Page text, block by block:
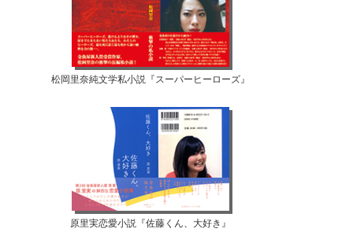
松岡里奈純文学私小説『スーパーヒーローズ』
原里実恋愛小説『佐藤くん、大好き』